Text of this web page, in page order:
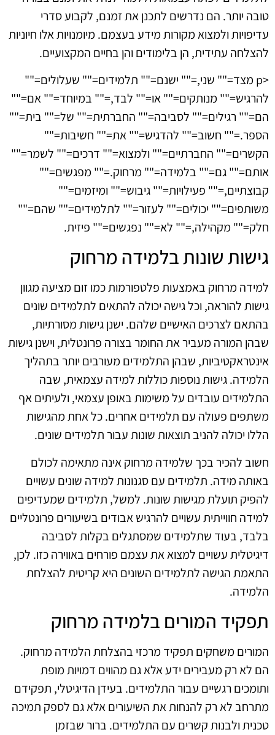
טובה יותר. הם נדרשים לתכנן את זמנם, לקבוע סדרי
עדיפויות ולמצוא מקורות מידע בעצמם. מיומנויות אלו חיוניות
להצלחה עתידית, הן בלימודים והן בחיים המקצועיים.
<p מצד="" שני,="" ישנם="" תלמידים="" שעלולים=""
להרגיש="" מנותקים="" או="" לבד,="" במיוחד="" אם=""
הם="" רגילים="" לסביבה="" החברתית="" של="" בית=""
הספר.="" חשוב="" להדגיש="" את="" חשיבות=""
הקשרים="" החברתיים="" ולמצוא="" דרכים="" לשמר=""
אותם="" גם="" בלמידה="" מרחוק.="" מפגשים=""
קבוצתיים,="" פעילויות="" גיבוש="" ומיזמים=""
משותפים="" יכולים="" לעזור="" לתלמידים="" שהם=""
חלק="" מקהילה,="" לא="" נפגשים="" פיזית.
גישות שונות בלמידה מרחוק
למידה מרחוק באמצעות פלטפורמות כמו זום מציעה מגוון
גישות להוראה, וכל גישה יכולה להתאים לתלמידים שונים
בהתאם לצרכים האישיים שלהם. ישנן גישות מסורתיות,
שבהן המורה מעביר את החומר בצורה פרונטלית, וישנן גישות
אינטראקטיביות, שבהן התלמידים מעורבים יותר בתהליך
הלמידה. גישות נוספות כוללות למידה עצמאית, שבה
התלמידים עובדים על משימות באופן עצמאי, ולעיתים אף
משתפים פעולה עם תלמידים אחרים. כל אחת מהגישות
הללו יכולה להניב תוצאות שונות עבור תלמידים שונים.
חשוב להכיר בכך שלמידה מרחוק אינה מתאימה לכולם
באותה מידה. תלמידים עם סגנונות למידה שונים עשויים
להפיק תועלת מגישות שונות. למשל, תלמידים שמעדיפים
למידה חווייתית עשויים להרגיש אבודים בשיעורים פרונטליים
בלבד, בעוד שתלמידים שמסתגלים בקלות לסביבה
דיגיטלית עשויים למצוא את עצמם פורחים באווירה כזו. לכן,
התאמת הגישה לתלמידים השונים היא קריטית להצלחת
הלמידה.
תפקיד המורים בלמידה מרחוק
המורים משחקים תפקיד מרכזי בהצלחת הלמידה מרחוק.
הם לא רק מעבירים ידע אלא גם מהווים דמויות מופת
ותומכים רגשיים עבור התלמידים. בעידן הדיגיטלי, תפקידם
מתרחב לא רק להנחות את השיעורים אלא גם לספק תמיכה
טכנית ולבנות קשרים עם התלמידים. ברור שבזמן